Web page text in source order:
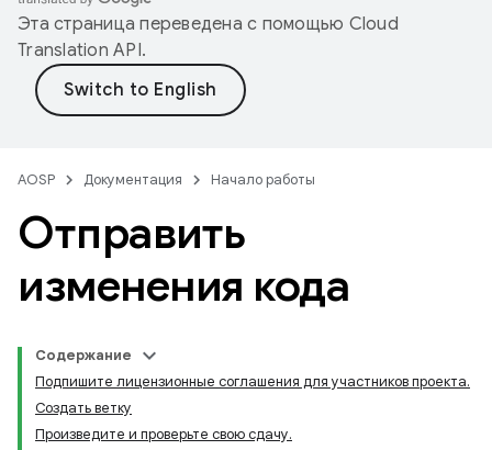
Эта страница переведена с помощью Cloud
Translation API.
AOSP Документация Начало работы
Отправить
изменения кода
Содержание
Подпишите лицензионные соглашения для участников проекта.
Создать ветку
Произведите и проверьте свою сдачу.